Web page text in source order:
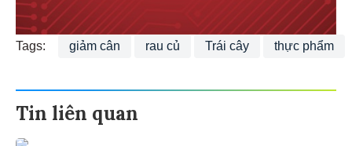
Tags: giảm cân rau củ Trái cây thực phẩm
Tin liên quan